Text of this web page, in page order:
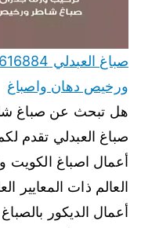
ورخيص دهان واصباغ
هل تبحث عن صباغ
صباغ العبدلي تقدم
أعمال اصباغ الكويت
العالم ذات المعايير
أعمال الديكور